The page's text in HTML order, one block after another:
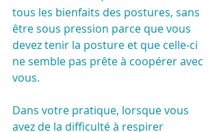
tous les bienfaits des postures, sans
être sous pression parce que vous
devez tenir la posture et que celle-ci
ne semble pas prête à coopérer avec
vous.
Dans votre pratique, lorsque vous
avez de la difficulté à respirer